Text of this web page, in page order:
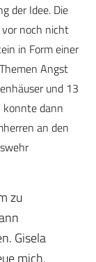
der Idee. Die
vor noch nicht
in Form einer
Angst
und 13
konnte dann
an den
zu
Gisela